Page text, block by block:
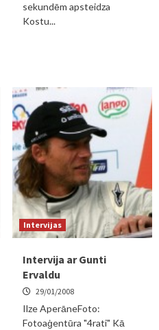
sekundēm apsteidza
Kostu...
Intervijas
Intervija ar Gunti
Ervaldu
29/01/2008
Ilze AperāneFoto:
Fotoaģentūra "4rati" Kā